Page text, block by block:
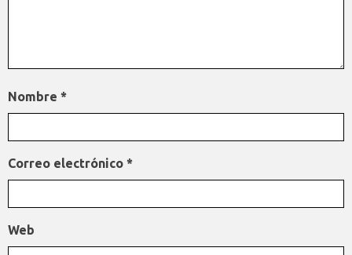
Nombre *
Correo electrónico *
Web